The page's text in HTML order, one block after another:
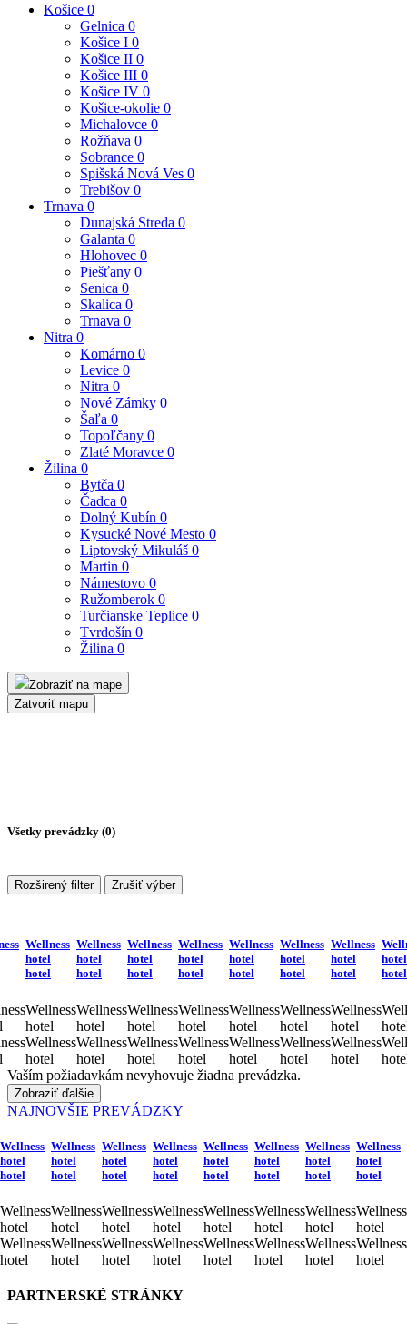
Košice 0
Gelnica 0
Košice I 0
Košice II 0
Košice III 0
Košice IV 0
Košice-okolie 0
Michalovce 0
Rožňava 0
Sobrance 0
Spišská Nová Ves 0
Trebišov 0
Trnava 0
Dunajská Streda 0
Galanta 0
Hlohovec 0
Piešťany 0
Senica 0
Skalica 0
Trnava 0
Nitra 0
Komárno 0
Levice 0
Nitra 0
Nové Zámky 0
Šaľa 0
Topoľčany 0
Zlaté Moravce 0
Žilina 0
Bytča 0
Čadca 0
Dolný Kubín 0
Kysucké Nové Mesto 0
Liptovský Mikuláš 0
Martin 0
Námestovo 0
Ružomberok 0
Turčianske Teplice 0
Tvrdošín 0
Žilina 0
Zobraziť na mape
Zatvoriť mapu
Všetky prevádzky (0)
Rozširený filter Zrušiť výber
Wellness
hotel
hotel
Wellness
hotel
Wellness
hotel
Wellness
hotel
hotel
Wellness
hotel
Wellness
hotel
Wellness
hotel
hotel
Wellness
hotel
Wellness
hotel
Wellness
hotel
hotel
Wellness
hotel
Wellness
hotel
Wellness
hotel
hotel
Wellness
hotel
Wellness
hotel
Wellness
hotel
hotel
Wellness
hotel
Wellness
hotel
Wellness
hotel
hotel
Wellness
hotel
Wellness
hotel
hotel
hotel
Vaším požiadavkám nevyhovuje žiadna prevádzka.
Zobraziť ďalšie
NAJNOVŠIE PREVÁDZKY
Wellness
hotel
hotel
Wellness
hotel
Wellness
hotel
Wellness
hotel
hotel
Wellness
hotel
Wellness
hotel
Wellness
hotel
hotel
Wellness
hotel
Wellness
hotel
Wellness
hotel
hotel
Wellness
hotel
Wellness
hotel
Wellness
hotel
hotel
Wellness
hotel
Wellness
hotel
Wellness
hotel
hotel
Wellness
hotel
Wellness
hotel
Wellness
hotel
hotel
Wellness
hotel
Wellness
hotel
Wellness
hotel
hotel
Wellness
hotel
Wellness
hotel
PARTNERSKÉ STRÁNKY